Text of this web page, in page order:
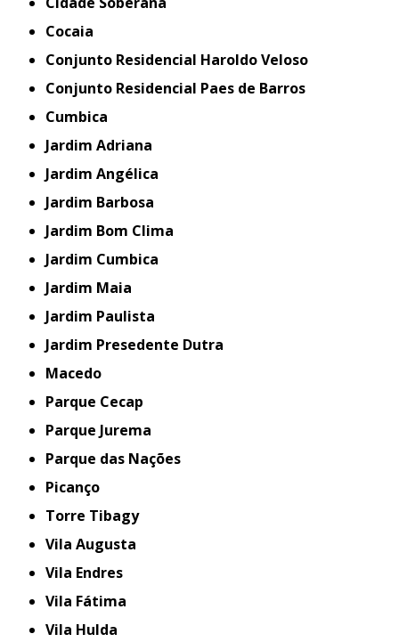
Cocaia
Conjunto Residencial Haroldo Veloso
Conjunto Residencial Paes de Barros
Cumbica
Jardim Adriana
Jardim Angélica
Jardim Barbosa
Jardim Bom Clima
Jardim Cumbica
Jardim Maia
Jardim Paulista
Jardim Presedente Dutra
Macedo
Parque Cecap
Parque Jurema
Parque das Nações
Picanço
Torre Tibagy
Vila Augusta
Vila Endres
Vila Fátima
Vila Hulda